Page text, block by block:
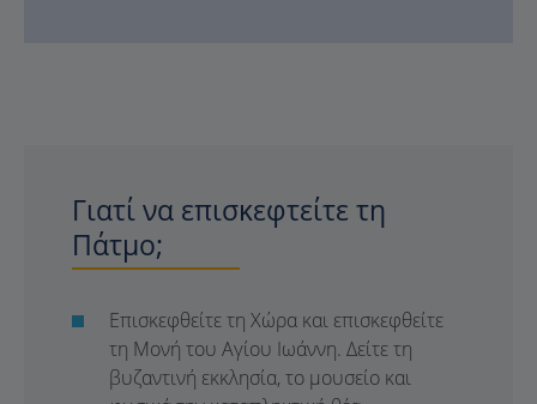
Γιατί να επισκεφτείτε τη
Πάτμο;
Επισκεφθείτε τη Χώρα και επισκεφθείτε
τη Μονή του Αγίου Ιωάννη. Δείτε τη
βυζαντινή εκκλησία, το μουσείο και